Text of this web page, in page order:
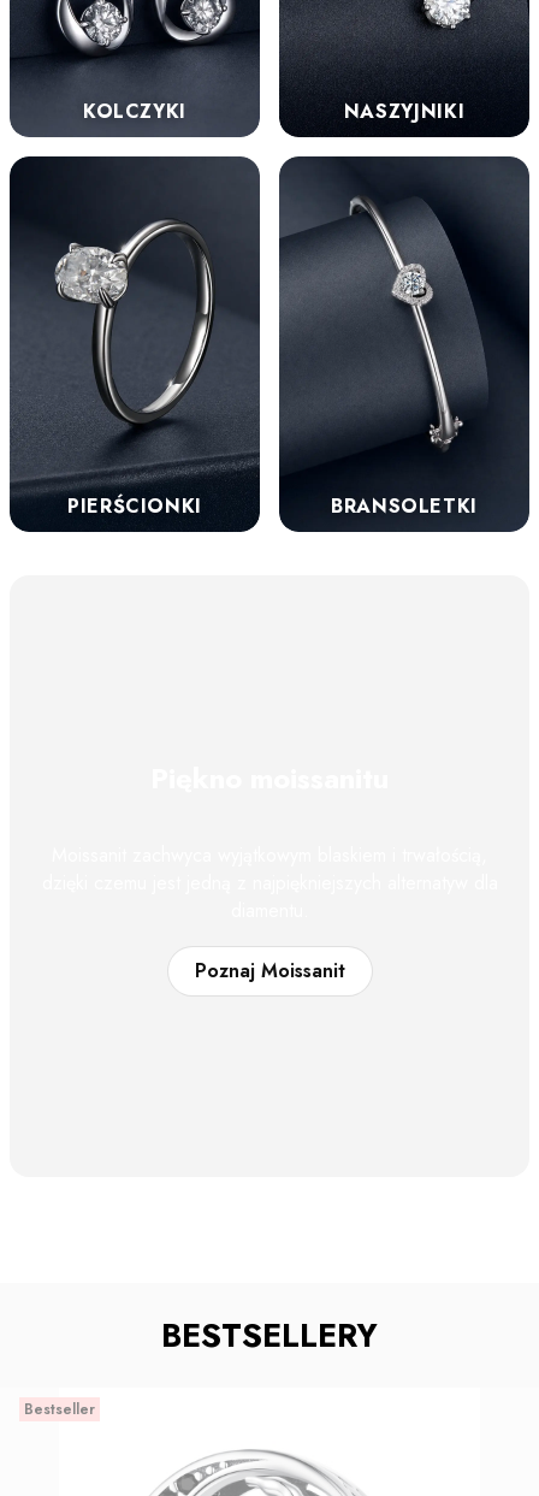
KOLCZYKI NASZYJNIKI
PIERŚCIONKI BRANSOLETKI
Poznaj Moissanit
BESTSELLERY
Bestseller